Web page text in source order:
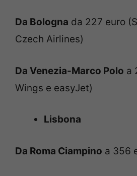
Da Bologna da 227 euro
Czech Airlines)
Da Venezia-Marco Polo a
Wings e easyJet)
Lisbona
Da Roma Ciampino a 356